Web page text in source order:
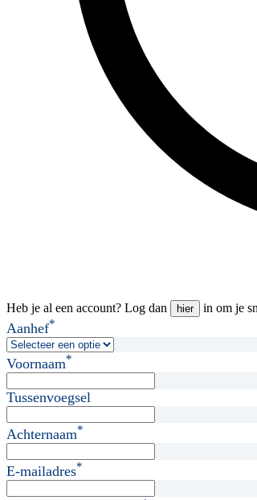
Heb je al een account? Log dan hier in om je
Aanhef*
Voornaam*
Tussenvoegsel
Achternaam*
E-mailadres*